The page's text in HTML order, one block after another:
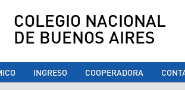
COLEGIO NACIONAL
DE BUENOS AIRES
INGRESO COOPERADORA